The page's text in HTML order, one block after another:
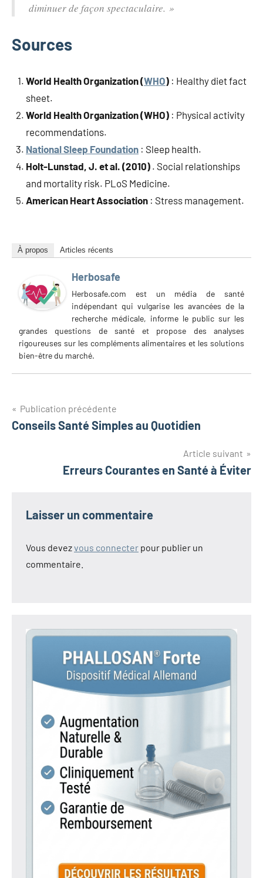
diminuer de façon spectaculaire. »
Sources
World Health Organization (WHO) : Healthy diet fact
sheet.
World Health Organization (WHO) : Physical activity
recommendations.
National Sleep Foundation : Sleep health.
Holt-Lunstad, J. et al. (2010) . Social relationships
and mortality risk. PLoS Medicine.
American Heart Association : Stress management.
À propos Articles récents
Herbosafe
Herbosafe.com est un média de santé
indépendant qui vulgarise les avancées de la
recherche médicale, informe le public sur les
grandes questions de santé et propose des analyses
rigoureuses sur les compléments alimentaires et les solutions
bien-être du marché.
Navigation
de
Publication précédente
Conseils Santé Simples au Quotidien
Article suivant
Erreurs Courantes en Santé à Éviter
Laisser un commentaire
Vous devezvous connecter pour publier un
commentaire.